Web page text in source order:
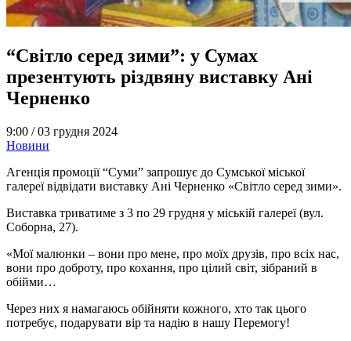
“Світло серед зими”: у Сумах
презентують різдвяну виставку Ані
Черненко
9:00 /03 грудня 2024
Новини
Агенція промоції “Суми” запрошує до Сумської міської
галереї відвідати виставку Ані Черненко «Світло серед зими».
Виставка триватиме з 3 по 29 грудня у міській галереї (вул.
Соборна, 27).
«Мої малюнки – вони про мене, про моїх друзів, про всіх нас,
вони про доброту, про кохання, про цілий світ, зібраний в
обійми…
Через них я намагаюсь обійняти кожного, хто так цього
потребує, подарувати вір та надію в нашу Перемогу!